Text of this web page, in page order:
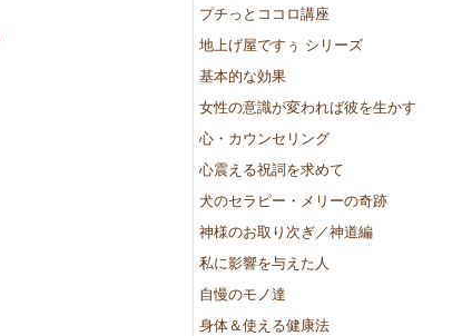
プチっとココロ講座
地上げ屋ですぅ シリーズ
基本的な効果
女性の意識が変われば彼を生かす
心・カウンセリング
心震える祝詞を求めて
犬のセラピー・メリーの奇跡
神様のお取り次ぎ／神道編
私に影響を与えた人
自慢のモノ達
身体＆使える健康法